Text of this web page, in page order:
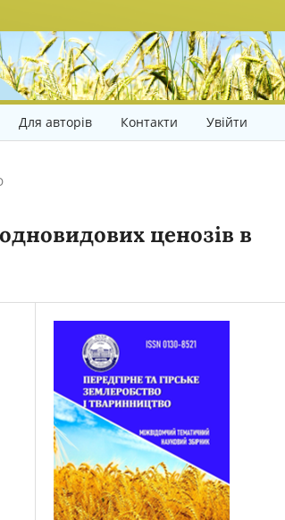
Для авторів Контакти Увійти
ценозів в